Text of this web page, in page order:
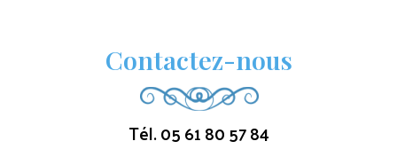
Contactez-nous
Tél.05 61 80 57 84